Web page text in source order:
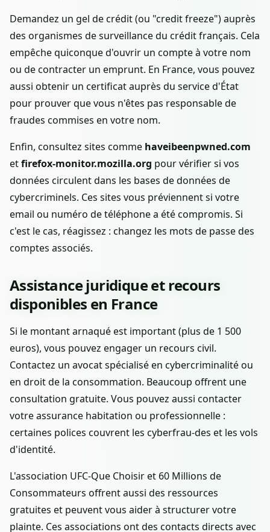
Demandez un gel de crédit (ou "credit freeze") auprès
des organismes de surveillance du crédit français. Cela
empêche quiconque d'ouvrir un compte à votre nom
ou de contracter un emprunt. En France, vous pouvez
aussi obtenir un certificat auprès du service d'État
pour prouver que vous n'êtes pas responsable de
fraudes commises en votre nom.
Enfin, consultez sites comme haveibeenpwned.com
etfirefox-monitor.mozilla.org pour vérifier si vos
données circulent dans les bases de données de
cybercriminels. Ces sites vous préviennent si votre
email ou numéro de téléphone a été compromis. Si
c'est le cas, réagissez : changez les mots de passe des
comptes associés.
Assistance juridique et recours
disponibles en France
Si le montant arnaqué est important (plus de 1 500
euros), vous pouvez engager un recours civil.
Contactez un avocat spécialisé en cybercriminalité ou
en droit de la consommation. Beaucoup offrent une
consultation gratuite. Vous pouvez aussi contacter
votre assurance habitation ou professionnelle :
certaines polices couvrent les cyberfrau-des et les vols
d'identité.
L'association UFC-Que Choisir et 60 Millions de
Consommateurs offrent aussi des ressources
gratuites et peuvent vous aider à structurer votre
plainte. Ces associations ont des contacts directs avec